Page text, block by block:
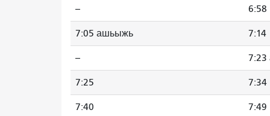
-- 6:58
7:05 ашьыжь 7:14
--
7:25 7:34
7:40 7:49